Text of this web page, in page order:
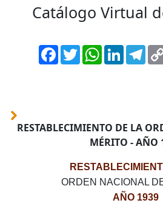
Catálogo Virtual
Facebook
TwitterWhatsApp
LinkedIn
RESTABLECIMIENTO DE LA
MÉRITO - AÑO
ORDEN NACIONAL
AÑO 1939